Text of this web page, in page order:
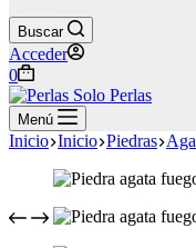
Buscar
Acceder
Carro
de
compra
0
Menú
Inicio Inicio Piedras